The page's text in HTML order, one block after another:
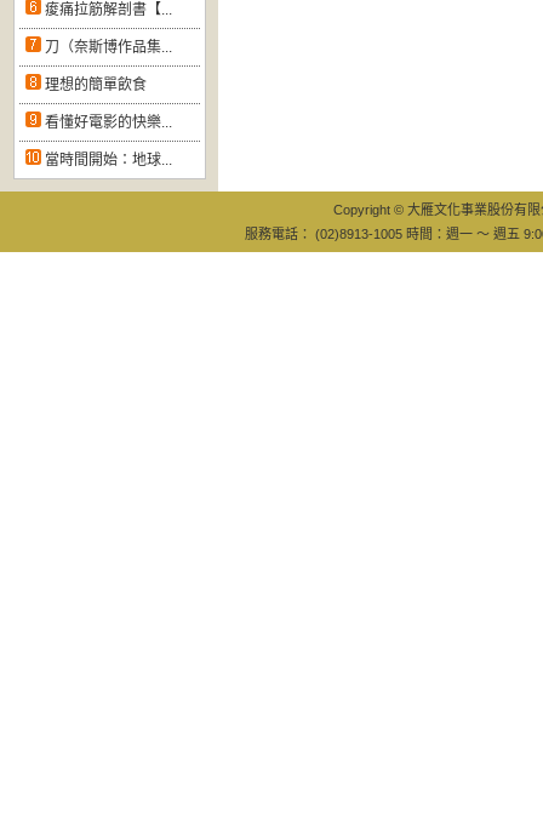
痠痛拉筋解剖書【...
刀（奈斯博作品集...
理想的簡單飲食
看懂好電影的快樂...
當時間開始：地球...
Copyright © 大雁文化事業股份有
服務電話： (02)8913-1005 時間：週一 ～ 週五